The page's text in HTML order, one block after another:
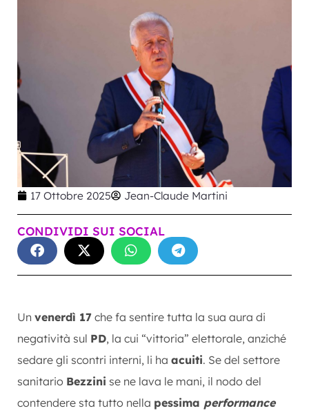
17 Ottobre 2025 Jean-Claude Martini
CONDIVIDI SUI SOCIAL
Un venerdì 17 che fa sentire tutta la sua aura di
negatività sul PD, la cui “vittoria” elettorale, anziché
sedare gli scontri interni, li ha acuiti. Se del settore
sanitario Bezzini se ne lava le mani, il nodo del
contendere sta tutto nella pessima performance